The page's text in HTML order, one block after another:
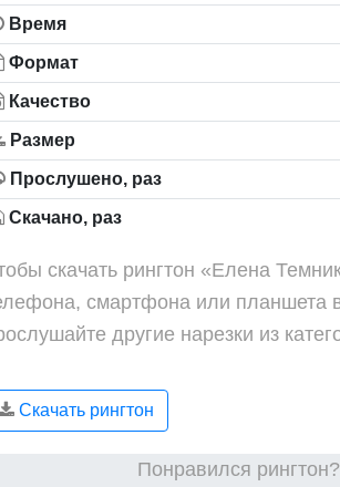
Время
Формат
Качество
Размер
Прослушено, раз
Скачано, раз
скачать рингтон «Елена
смартфона или планшета
другие нарезки из
Скачать рингтон
Понравился